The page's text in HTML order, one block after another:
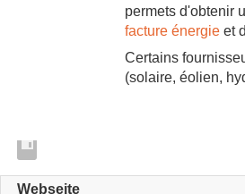
permets d'obtenir
facture énergie et
Certains
(solaire, éolien,
Webseite